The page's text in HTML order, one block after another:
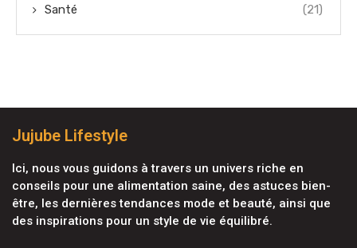
Santé (21)
Jujube Lifestyle
Ici, nous vous guidons à travers un univers riche en
conseils pour une alimentation saine, des astuces bien-
être, les dernières tendances mode et beauté, ainsi que
des inspirations pour un style de vie équilibré.